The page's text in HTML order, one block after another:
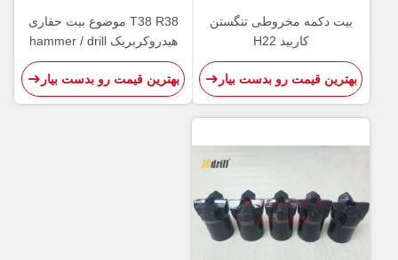
بیت دکمه مخروطی تنگستن
کاربید H22
بهترین قیمت رو بدست بیار
T38 R38 موضوع بیت حفاری
هیدروکربریک hammer / drill
bit drill bit bit
بهترین قیمت رو بدست بیار